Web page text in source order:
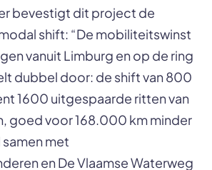
bevestigt dit project de
shift: “De mobiliteitswinst
vanuit Limburg en op de ring
dubbel door: de shift van 800
1600 uitgespaarde ritten van
goed voor 168.000 km minder
met
en De Vlaamse Waterweg